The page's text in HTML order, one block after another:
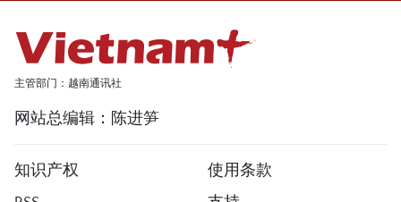
主管部门：越南通讯社
网站总编辑：陈进笋
知识产权
使用条款